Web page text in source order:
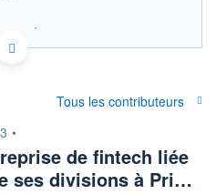
RÉEL
0,272
0,273
Tous les contributeurs
•
de fintech liée
ses divisions à Pri…